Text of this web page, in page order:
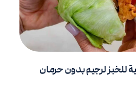
لرجيم بدون حرمان